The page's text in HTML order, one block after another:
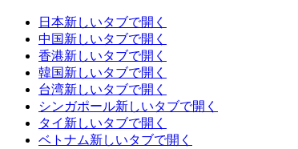
日本新しいタブで開く
中国新しいタブで開く
香港新しいタブで開く
韓国新しいタブで開く
台湾新しいタブで開く
シンガポール新しいタブで開く
タイ 新しいタブで開く
ベトナム新しいタブで開く